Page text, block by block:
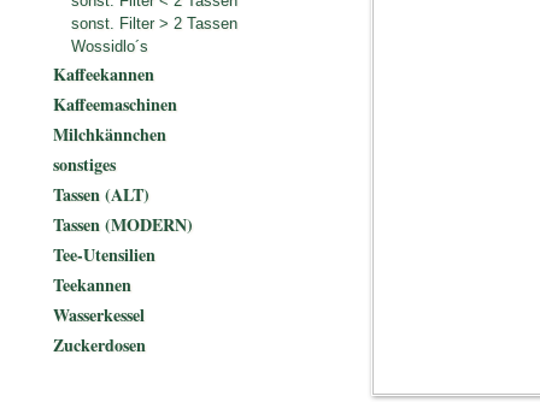
sonst. Filter > 2 Tassen
Wossidlo´s
Kaffeekannen
Kaffeemaschinen
Milchkännchen
sonstiges
Tassen (ALT)
Tassen (MODERN)
Tee-Utensilien
Teekannen
Wasserkessel
Zuckerdosen